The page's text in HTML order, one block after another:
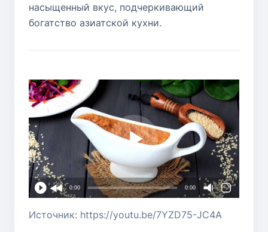
насыщенный вкус, подчеркивающий
богатство азиатской кухни.
0:00 0:00
Источник: https://youtu.be/7YZD75-JC4A